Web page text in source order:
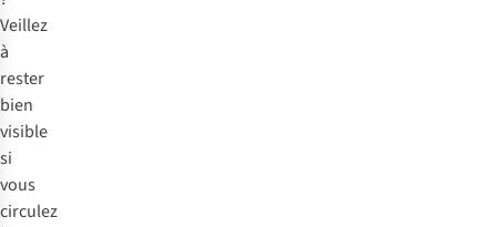
Veillez
à
rester
bien
visible
si
vous
circulez